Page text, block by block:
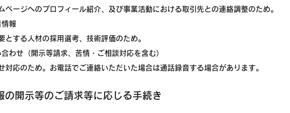
ページへのプロフィール紹介、及び事業活動における取引先との連絡調整のため。
報
とする人材の採用選考、技術評価のため。
わせ（開示等請求、苦情・ご相談対応を含む）
対応のため。お電話でご連絡いただいた場合は通話録音する場合があります。
の開示等のご請求等に応じる手続き